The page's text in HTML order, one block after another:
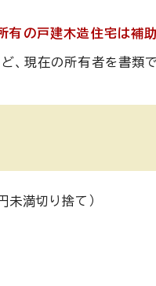
有の戸建木造住宅は補助
、現在の所有者を書類
未満切り捨て）